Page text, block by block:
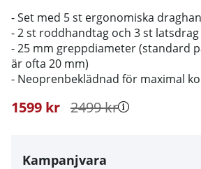
- Set med 5 st ergonomiska
- 2 st roddhandtag och 3 st
- 25 mm greppdiameter (standard
är ofta 20 mm)
- Neoprenbeklädnad för maximal
2499kr
1599 kr
Kampanjvara